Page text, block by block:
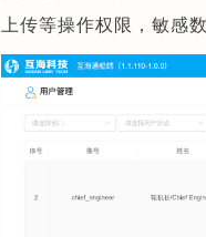
上传等操作权限，敏感